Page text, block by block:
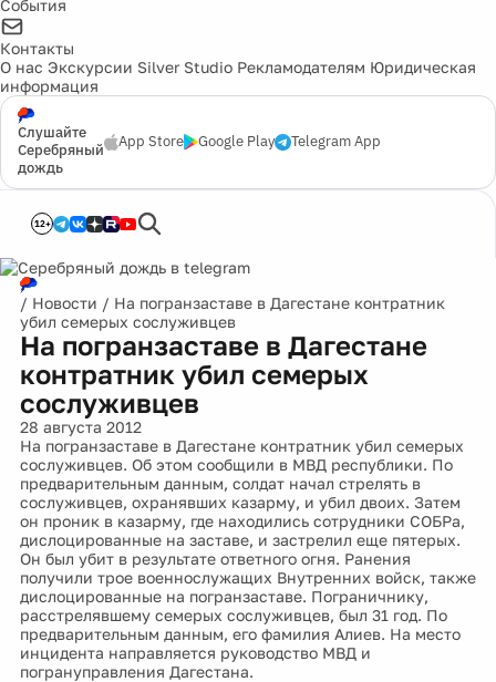
События
Контакты
О нас Экскурсии Silver Studio Рекламодателям Юридическая
информация
Слушайте
Серебряный
дождь
App Store Google Play Telegram App
12+
/ Новости / На погранзаставе в Дагестане контратник
убил семерых сослуживцев
На погранзаставе в Дагестане
контратник убил семерых
сослуживцев
28 августа 2012
На погранзаставе в Дагестане контратник убил семерых
сослуживцев. Об этом сообщили в МВД республики. По
предварительным данным, солдат начал стрелять в
сослуживцев, охранявших казарму, и убил двоих. Затем
он проник в казарму, где находились сотрудники СОБРа,
дислоцированные на заставе, и застрелил еще пятерых.
Он был убит в результате ответного огня. Ранения
получили трое военнослужащих Внутренних войск, также
дислоцированные на погранзаставе. Пограничнику,
расстрелявшему семерых сослуживцев, был 31 год. По
предварительным данным, его фамилия Алиев. На место
инцидента направляется руководство МВД и
погрануправления Дагестана.